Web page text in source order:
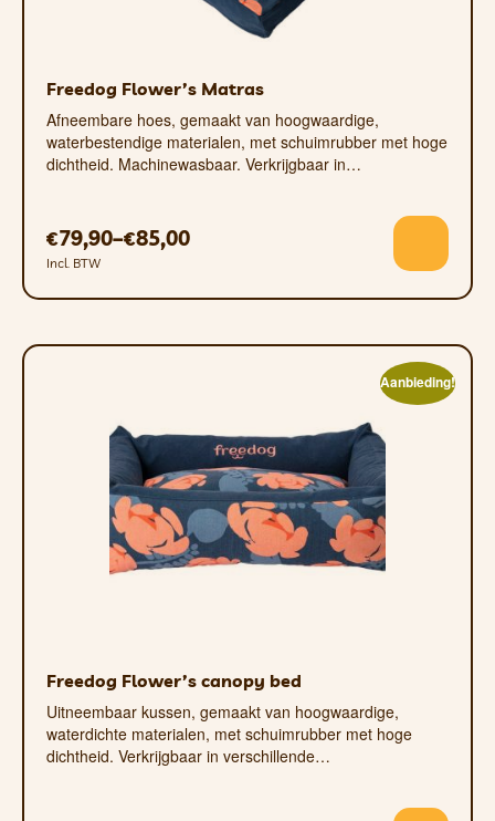
Freedog Flower’s Matras
Afneembare hoes, gemaakt van hoogwaardige,
waterbestendige materialen, met schuimrubber met hoge
dichtheid. Machinewasbaar. Verkrijgbaar in…
€79,90–€85,00
Incl. BTW
Aanbieding!
Freedog Flower’s canopy bed
Uitneembaar kussen, gemaakt van hoogwaardige,
waterdichte materialen, met schuimrubber met hoge
dichtheid. Verkrijgbaar in verschillende…